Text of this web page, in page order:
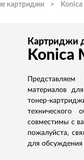
картриджи >
Картриджи
Konica
материалов
тонер-
технического
совместимы с
пожалуйста,
для обсуждения